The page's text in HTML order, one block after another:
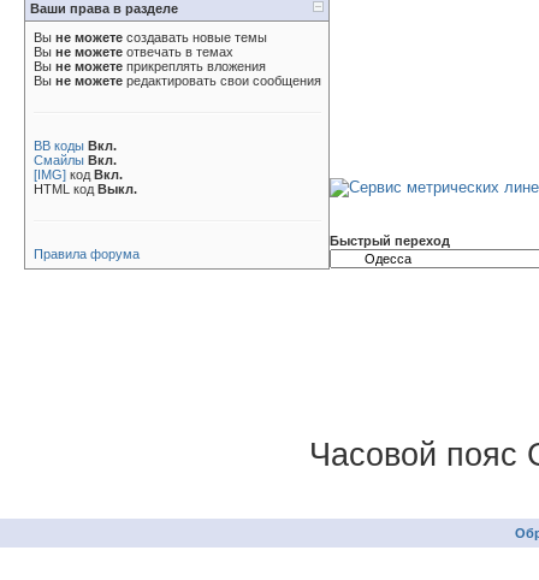
Ваши права в разделе
Вы не можете создавать новые темы
Вы не можете отвечать в темах
Вы не можете прикреплять вложения
Вы не можете редактировать свои сообщения
BB коды Вкл.
Смайлы Вкл.
[IMG] код Вкл.
HTML код Выкл.
Правила форума
Быстрый переход
Часовой пояс